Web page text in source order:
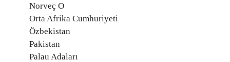
Norveç O
Orta Afrika Cumhuriyeti
Özbekistan
Pakistan
Palau Adaları